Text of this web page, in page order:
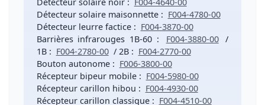
Détecteur solaire noir: F004-4640-00
Détecteur solaire maisonnette: F004-4780-00
Détecteur leurre factice: F004-3870-00
Barrières infrarouges 1B-60 : F004-3880-00 /
1B: F004-2780-00 / 2B: F004-2770-00
Bouton autonome: F006-3800-00
Récepteur bipeur mobile: F004-5980-00
Récepteur carillon hibou : F004-4930-00
Récepteur carillon classique: F004-4510-00